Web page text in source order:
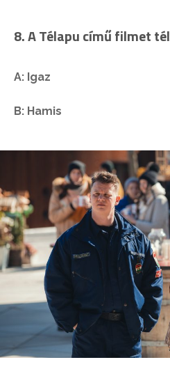
8. A Télapu című filmet
A: Igaz
B: Hamis